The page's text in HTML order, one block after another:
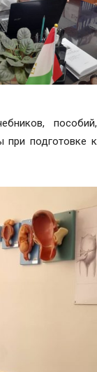
пособий,
при подготовке к